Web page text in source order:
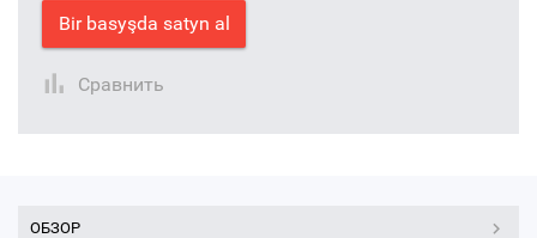
Bir basyşda satyn al
Сравнить
ОБЗОР